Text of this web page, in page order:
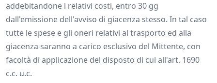
addebitandone i relativi costi, entro 30 gg
dall'emissione dell'avviso di giacenza stesso. In tal caso
tutte le spese e gli oneri relativi al trasporto ed alla
giacenza saranno a carico esclusivo del Mittente, con
facoltà di applicazione del disposto di cui all'art. 1690
c.c. u.c.